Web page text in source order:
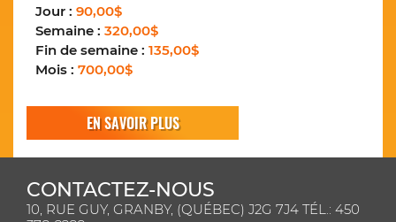
Jour : 90,00$
Semaine : 320,00$
Fin de semaine : 135,00$
Mois : 700,00$
EN SAVOIR PLUS
CONTACTEZ-NOUS
10, RUE GUY, GRANBY, (QUÉBEC) J2G 7J4 TÉL.: 450